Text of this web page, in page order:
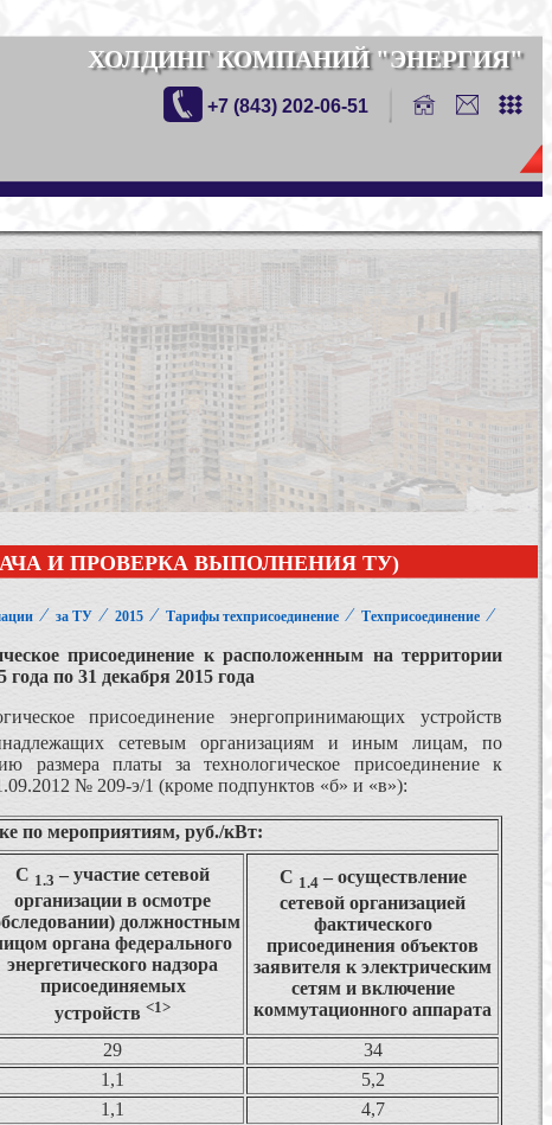
ХОЛДИНГ КОМПАНИЙ "ЭНЕРГИЯ"
+7 (843) 202-06-51
И ПРОВЕРКА ВЫПОЛНЕНИЯ ТУ)
⁄ за ТУ ⁄ 2015 ⁄ Тарифы техприсоединение ⁄ Техприсоединение ⁄
присоединение к расположенным на территории
года по 31 декабря 2015 года
присоединение энергопринимающих устройств
сетевым организациям и иным лицам, по
размера платы за технологическое присоединение к
№ 209-э/1 (кроме подпунктов «б» и «в»):
по мероприятиям, руб./кВт:
С 1.3 – участие сетевой
организации в осмотре
должностным
органа федерального
энергетического надзора
присоединяемых
устройств <1>
С 1.4 – осуществление
сетевой организацией
фактического
присоединения объектов
заявителя к электрическим
сетям и включение
коммутационного аппарата
29
34
1,1
5,2
1,1
4,7